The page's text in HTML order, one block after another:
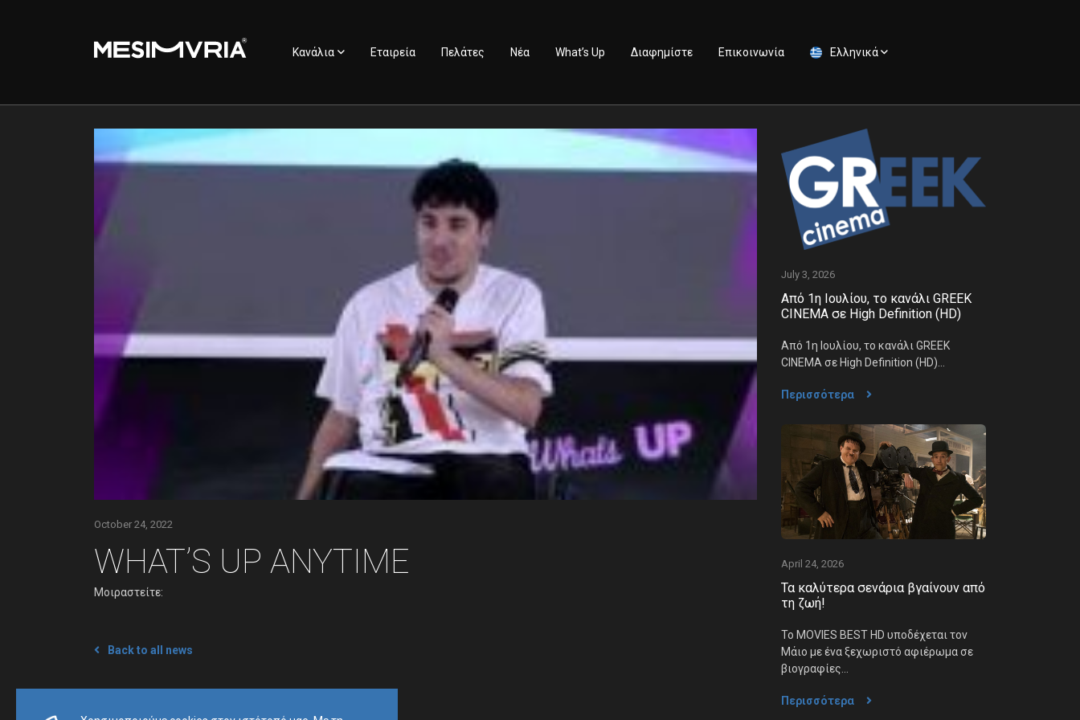
Κανάλια Εταιρεία Πελάτες Νέα What’s Up Διαφημίστε Επικοινωνία Ελληνικά
Channels
Εταιρεία
Πελάτες
October 24, 2022
WHAT’S UP ANYTIME
Μοιραστείτε:
Back to all news
July 3, 2026
Από 1η Ιουλίου, το κανάλι GREEK
CINEMA σε High Definition (HD)
Από 1η Ιουλίου, το κανάλι GREEK
CINEMA σε High Definition (HD)...
Περισσότερα
April 24, 2026
Τα καλύτερα σενάρια βγαίνουν από
τη ζωή!
Το MOVIES BEST HD υποδέχεται τον
Μάιο με ένα ξεχωριστό αφιέρωμα σε
βιογραφίες...
Περισσότερα